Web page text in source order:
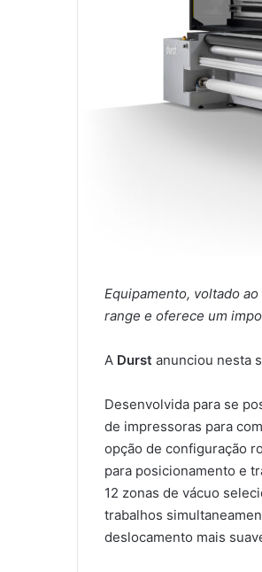
Equipamento, voltado
range e oferece um
A Durst anunciou nesta
Desenvolvida para se
de impressoras para
opção de configuração
para posicionamento e
12 zonas de vácuo
trabalhos
deslocamento mais